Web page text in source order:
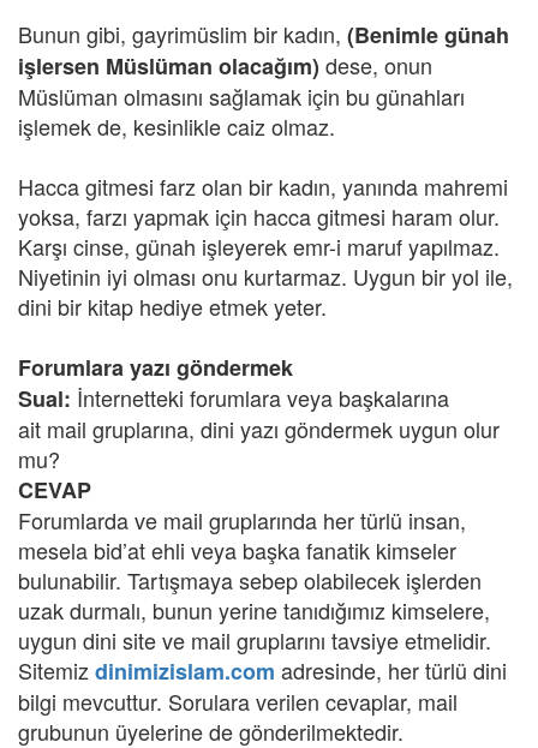
Bunun gibi, gayrimüslim bir kadın, (Benimle günah
işlersen Müslüman olacağım) dese, onun
Müslüman olmasını sağlamak için bu günahları
işlemek de, kesinlikle caiz olmaz.
Hacca gitmesi farz olan bir kadın, yanında mahremi
yoksa, farzı yapmak için hacca gitmesi haram olur.
Karşı cinse, günah işleyerek emr-i maruf yapılmaz.
Niyetinin iyi olması onu kurtarmaz. Uygun bir yol ile,
dini bir kitap hediye etmek yeter.
Forumlara yazı göndermek
Sual: İnternetteki forumlara veya başkalarına
ait mail gruplarına, dini yazı göndermek uygun olur
mu?
CEVAP
Forumlarda ve mail gruplarında her türlü insan,
mesela bid’at ehli veya başka fanatik kimseler
bulunabilir. Tartışmaya sebep olabilecek işlerden
uzak durmalı, bunun yerine tanıdığımız kimselere,
uygun dini site ve mail gruplarını tavsiye etmelidir.
Sitemiz dinimizislam.com adresinde, her türlü dini
bilgi mevcuttur. Sorulara verilen cevaplar, mail
grubunun üyelerine de gönderilmektedir.